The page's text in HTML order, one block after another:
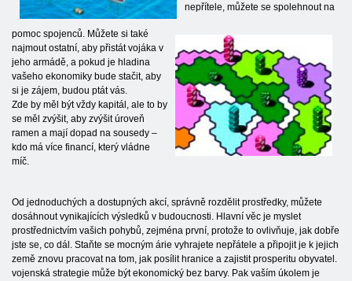
nepřítele, můžete se spolehnout na
pomoc spojenců. Můžete si také
najmout ostatní, aby přistát vojáka v
jeho armádě, a pokud je hladina
vašeho ekonomiky bude stačit, aby
si je zájem, budou ptát vás.
Zde by měl být vždy kapitál, ale to by
se měl zvýšit, aby zvýšit úroveň
ramen a mají dopad na sousedy –
kdo má více financí, který vládne
míč.
Od jednoduchých a dostupných akcí, správně rozdělit prostředky, můžete
dosáhnout vynikajících výsledků v budoucnosti. Hlavní věc je myslet
prostřednictvím vašich pohybů, zejména první, protože to ovlivňuje, jak dobře
jste se, co dál. Staňte se mocným árie vyhrajete nepřátele a připojit je k jejich
země znovu pracovat na tom, jak posílit hranice a zajistit prosperitu obyvatel.
vojenská strategie může být ekonomický bez barvy. Pak vaším úkolem je